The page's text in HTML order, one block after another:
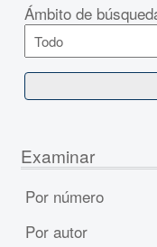
Ámbito de
Examinar
Por número
Por autor